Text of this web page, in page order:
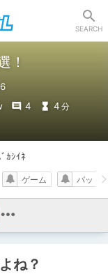
SEARCH
！
4 4 分
ｶｼｲﾈ
ゲーム バッド
ね？